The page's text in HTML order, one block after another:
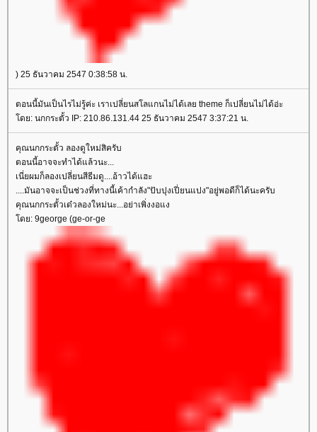
) 25 ธันวาคม 2547 0:38:58 น.
ตอนนี้มันเป็นไรไม่รู้ค่ะ เราเปลี่ยนสโลแกนไม่ได้เลย theme ก็เปลี่ยนไม่ได้อ่ะ
ดย: นกกระตั้ว IP: 210.86.131.44 25 ธันวาคม 2547 3:37:21 น.
คุณนกกระตั้ว ลองดูใหม่สิครับ
ตอนนี้อาจจะทำได้แล้วนะ...
เนี่ยผมก็ลองเปลี่ยนสีธีมดู....อ้าวได้แฮะ
....มันอาจจะเป็นช่วงที่ทางนี้เค้ากำลัง"ปับปุงเปี่ยนแปง"อยู่พอดีก็ได้นะครับ
คุณนกกระตั้วเด๋วลองใหม่นะ...อย่าเพิ่งงอแง
ดย: 9george (ge-or-ge